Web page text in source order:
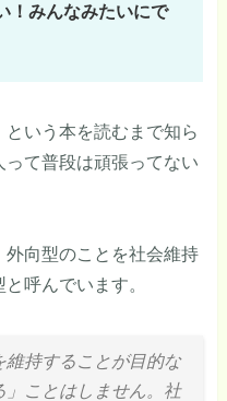
！みんなみたいにで
という本を読むまで知ら
て普段は頑張ってない
向型のことを社会維持
呼んでいます。
維持することが目的な
」ことはしません。社